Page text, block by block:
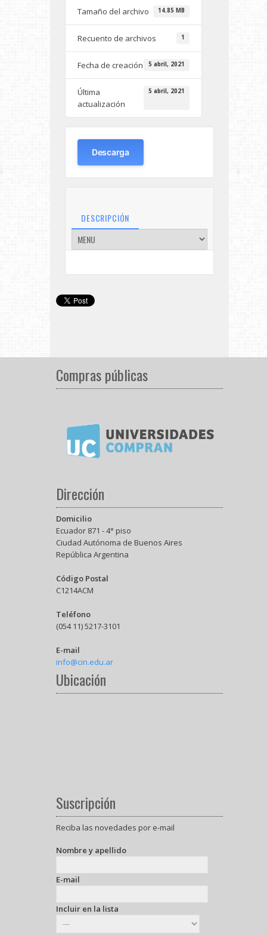
Tamaño del archivo 14.85 MB
Recuento de archivos 1
Fecha de creación 5 abril, 2021
Última
actualización
5 abril, 2021
Descarga
DESCRIPCIÓN
Compras públicas
Dirección
Domicilio
Ecuador 871 - 4° piso
Ciudad Autónoma de Buenos Aires
República Argentina
Código Postal
C1214ACM
Teléfono
(054 11) 5217-3101
E-mail
info@cin.edu.ar
Ubicación
Suscripción
Reciba las novedades por e-mail
Nombre y apellido
E-mail
Incluir en la lista